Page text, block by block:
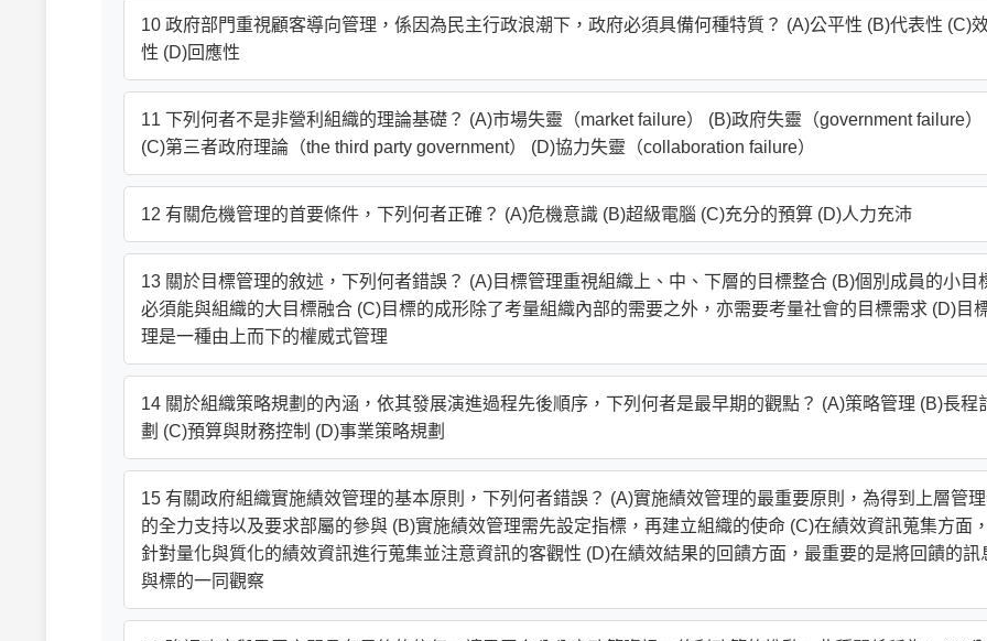
10 政府部門重視顧客導向管理，係因為民主行政浪潮下，政府必須具備何種特質？ (A)公平性 (B)代表性 (C)
性 (D)回應性
11 下列何者不是非營利組織的理論基礎？ (A)市場失靈（market failure） (B)政府失靈（government failure）
(C)第三者政府理論（the third party government） (D)協力失靈（collaboration failure）
12 有關危機管理的首要條件，下列何者正確？ (A)危機意識 (B)超級電腦 (C)充分的預算 (D)人力充沛
13 關於目標管理的敘述，下列何者錯誤？ (A)目標管理重視組織上、中、下層的目標整合 (B)個別成員的小目
必須能與組織的大目標融合 (C)目標的成形除了考量組織內部的需要之外，亦需要考量社會的目標需求 (D)目
理是一種由上而下的權威式管理
14 關於組織策略規劃的內涵，依其發展演進過程先後順序，下列何者是最早期的觀點？ (A)策略管理 (B)長程
劃 (C)預算與財務控制 (D)事業策略規劃
15 有關政府組織實施績效管理的基本原則，下列何者錯誤？ (A)實施績效管理的最重要原則，為得到上層管
的全力支持以及要求部屬的參與 (B)實施績效管理需先設定指標，再建立組織的使命 (C)在績效資訊蒐集方面
針對量化與質化的績效資訊進行蒐集並注意資訊的客觀性 (D)在績效結果的回饋方面，最重要的是將回饋的訊
與標的一同觀察